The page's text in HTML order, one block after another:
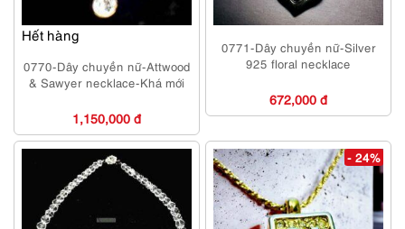
Hết hàng
0770-Dây chuyền nữ-Attwood
& Sawyer necklace-Khá mới
1,150,000 đ
0771-Dây chuyền nữ-Silver
925 floral necklace
672,000 đ
- 24%